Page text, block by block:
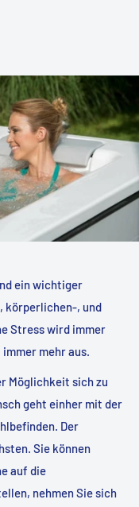
ein wichtiger
körperlichen-, und
Stress wird immer
mehr aus.
Möglichkeit sich zu
geht einher mit der
Der
Sie können
auf die
nehmen Sie sich